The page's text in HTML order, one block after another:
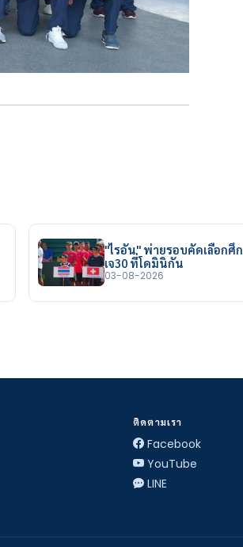
"ไรอัน" พ่ายรอบคัดเลือกศึก
เจ30 ที่โดมินิกัน
03-08-2026
ติดตามเรา
Facebook
YouTube
LINE